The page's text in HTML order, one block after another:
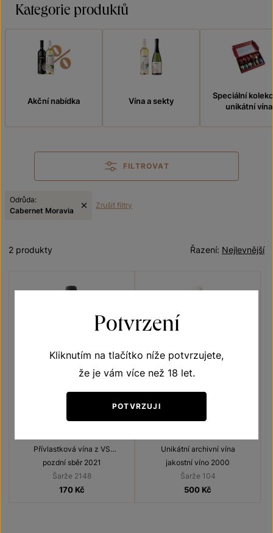
Kategorie produktů
Akční nabídka Vína a sekty
Speciální
unikátní vína
FILTROVAT
Odrůda:
Cabernet Moravia
Zrušit filtry
Nejlevnější
Řazení:
2 produkty
Přívlastková vína z VS
Lechovice
pozdní sběr 2021
Šarže 2148
170 Kč
Unikátní archivní vína
jakostní víno 2000
Šarže 104
500 Kč
Potvrzení
Kliknutím na tlačítko níže potvrzujete,
že je vám více než 18 let.
POTVRZUJI